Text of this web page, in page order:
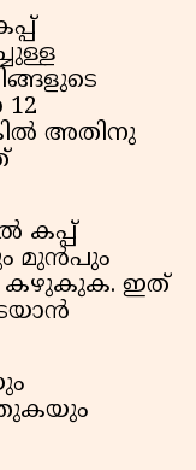
അതിനു
കപ്പ്
മുൻപും
കഴുകുക. ഇത്